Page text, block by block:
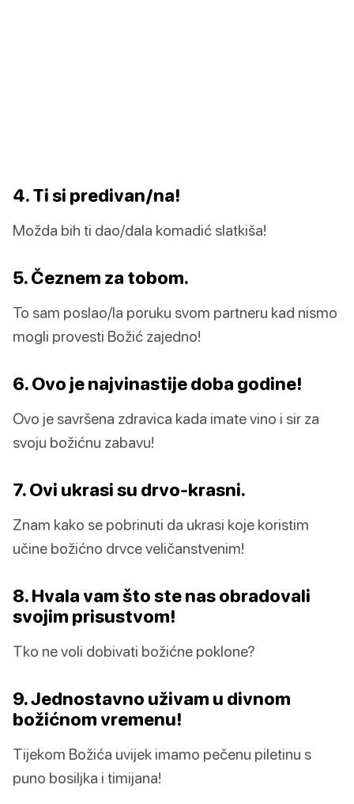
4. Ti si predivan/na!
Možda bih ti dao/dala komadić slatkiša!
5. Čeznem za tobom.
To sam poslao/la poruku svom partneru kad nismo
mogli provesti Božić zajedno!
6. Ovo je najvinastije doba godine!
Ovo je savršena zdravica kada imate vino i sir za
svoju božićnu zabavu!
7. Ovi ukrasi su drvo-krasni.
Znam kako se pobrinuti da ukrasi koje koristim
učine božićno drvce veličanstvenim!
8. Hvala vam što ste nas obradovali
svojim prisustvom!
Tko ne voli dobivati božićne poklone?
9. Jednostavno uživam u divnom
božićnom vremenu!
Tijekom Božića uvijek imamo pečenu piletinu s
puno bosiljka i timijana!